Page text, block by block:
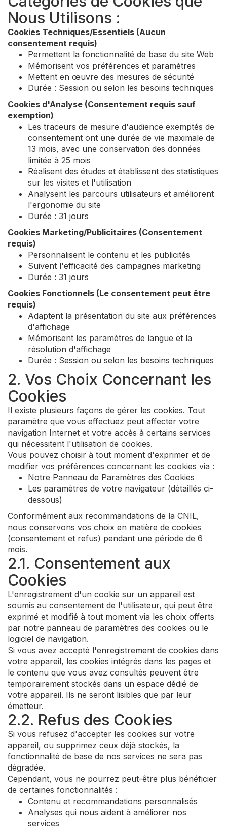
Nous Utilisons :
Cookies Techniques/Essentiels (Aucun
consentement requis)
Permettent la fonctionnalité de base du site Web
Mémorisent vos préférences et paramètres
Mettent en œuvre des mesures de sécurité
Durée : Session ou selon les besoins techniques
Cookies d'Analyse (Consentement requis sauf
exemption)
Les traceurs de mesure d'audience exemptés de
consentement ont une durée de vie maximale de
13 mois, avec une conservation des données
limitée à 25 mois
Réalisent des études et établissent des statistiques
sur les visites et l'utilisation
Analysent les parcours utilisateurs et améliorent
l'ergonomie du site
Durée : 31 jours
Cookies Marketing/Publicitaires (Consentement
requis)
Personnalisent le contenu et les publicités
Suivent l'efficacité des campagnes marketing
Durée : 31 jours
Cookies Fonctionnels (Le consentement peut être
requis)
Adaptent la présentation du site aux préférences
d'affichage
Mémorisent les paramètres de langue et la
résolution d'affichage
Durée : Session ou selon les besoins techniques
2. Vos Choix Concernant les
Cookies
Il existe plusieurs façons de gérer les cookies. Tout
paramètre que vous effectuez peut affecter votre
navigation Internet et votre accès à certains services
qui nécessitent l'utilisation de cookies.
Vous pouvez choisir à tout moment d'exprimer et de
modifier vos préférences concernant les cookies via :
Notre Panneau de Paramètres des Cookies
Les paramètres de votre navigateur (détaillés ci-
dessous)
Conformément aux recommandations de la CNIL,
nous conservons vos choix en matière de cookies
(consentement et refus) pendant une période de 6
mois.
2.1. Consentement aux
Cookies
L'enregistrement d'un cookie sur un appareil est
soumis au consentement de l'utilisateur, qui peut être
exprimé et modifié à tout moment via les choix offerts
par notre panneau de paramètres des cookies ou le
logiciel de navigation.
Si vous avez accepté l'enregistrement de cookies dans
votre appareil, les cookies intégrés dans les pages et
le contenu que vous avez consultés peuvent être
temporairement stockés dans un espace dédié de
votre appareil. Ils ne seront lisibles que par leur
émetteur.
2.2. Refus des Cookies
Si vous refusez d'accepter les cookies sur votre
appareil, ou supprimez ceux déjà stockés, la
fonctionnalité de base de nos services ne sera pas
dégradée.
Cependant, vous ne pourrez peut-être plus bénéficier
de certaines fonctionnalités :
Contenu et recommandations personnalisés
Analyses qui nous aident à améliorer nos
services